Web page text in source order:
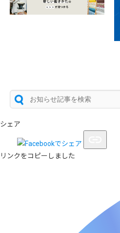
シェア
リンクをコピーしました